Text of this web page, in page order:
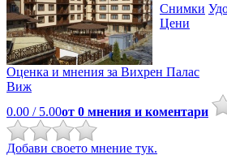
Снимки
Цени
Оценка и мнения за Вихрен Палас
Виж
0.00 / 5.00от 0 мнения и коментари
Добави своето мнение тук.